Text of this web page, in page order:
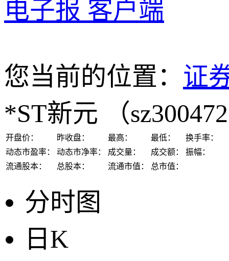
电子报 客户端
您当前的位置： 证
*ST新元
（
开盘价： 昨收盘： 最高： 最低：
换手率：
动态市盈率：
动态市净率： 成交量： 成交额：
振幅：
流通股本：
总股本： 流通市值： 总市值：
分时图
日K